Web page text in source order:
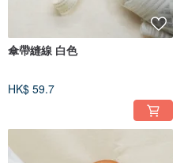
傘帶縫線 白色
HK$ 59.7